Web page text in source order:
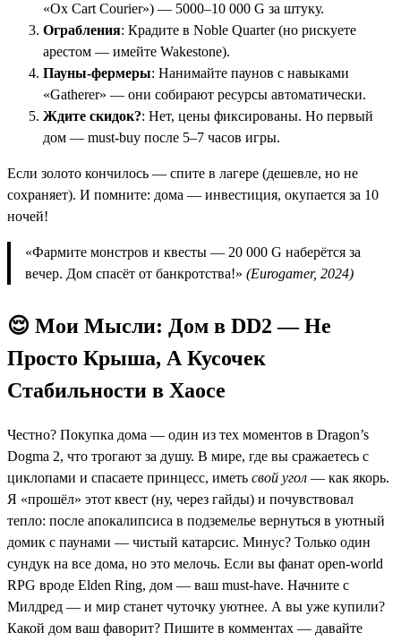
«Ox Cart Courier») — 5000–10 000 G за штуку.
Ограбления: Крадите в Noble Quarter (но рискуете
арестом — имейте Wakestone).
Пауны-фермеры: Нанимайте паунов с навыками
«Gatherer» — они собирают ресурсы автоматически.
Ждите скидок?: Нет, цены фиксированы. Но первый
дом — must-buy после 5–7 часов игры.
Если золото кончилось — спите в лагере (дешевле, но не
сохраняет). И помните: дома — инвестиция, окупается за 10
ночей!
«Фармите монстров и квесты — 20 000 G наберётся за
вечер. Дом спасёт от банкротства!» (Eurogamer, 2024)
😌 Мои Мысли: Дом в DD2 — Не
Просто Крыша, А Кусочек
Стабильности в Хаосе
Честно? Покупка дома — один из тех моментов в Dragon’s
Dogma 2, что трогают за душу. В мире, где вы сражаетесь с
циклопами и спасаете принцесс, иметь свой угол — как якорь.
Я «прошёл» этот квест (ну, через гайды) и почувствовал
тепло: после апокалипсиса в подземелье вернуться в уютный
домик с паунами — чистый катарсис. Минус? Только один
сундук на все дома, но это мелочь. Если вы фанат open-world
RPG вроде Elden Ring, дом — ваш must-have. Начните с
Милдред — и мир станет чуточку уютнее. А вы уже купили?
Какой дом ваш фаворит? Пишите в комментах — давайте